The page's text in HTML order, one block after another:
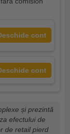
cont
cont
și prezintă
efectului de
de retail pierd